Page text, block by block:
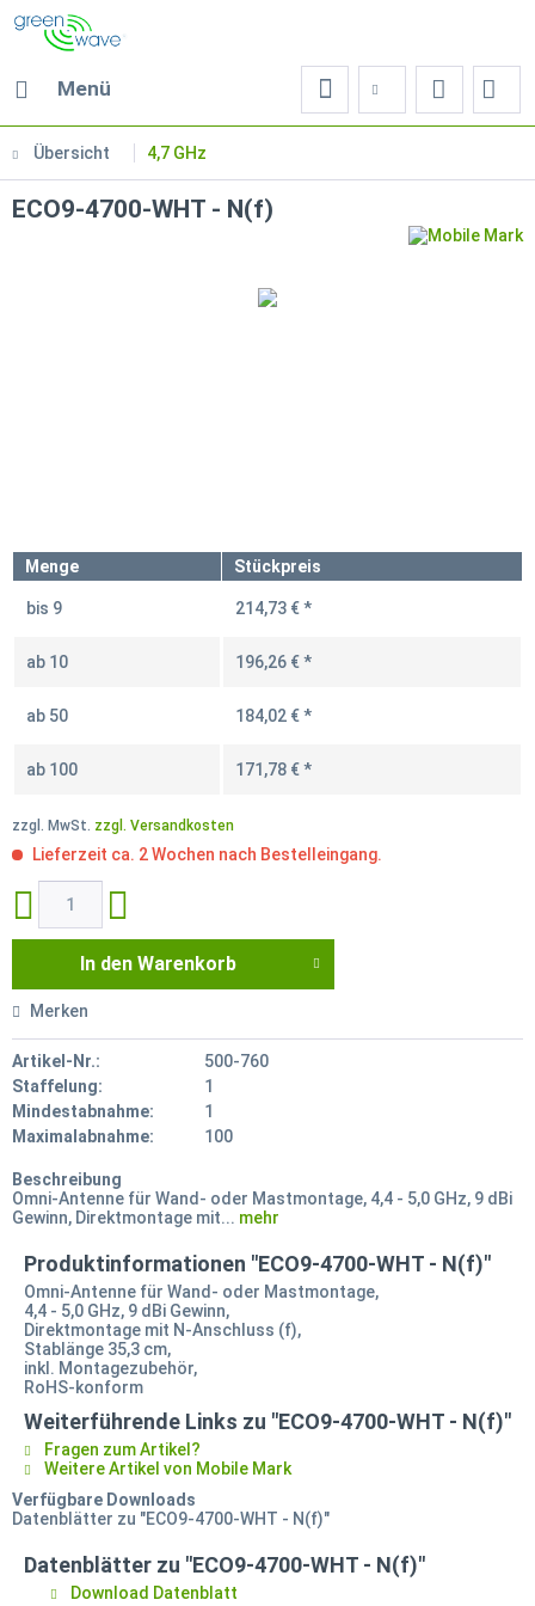
Menü
Übersicht 4,7 GHz
ECO9-4700-WHT - N(f)
Menge Stückpreis
bis 9 214,73 € *
ab 10 196,26 € *
ab 50 184,02 € *
ab 100 171,78 € *
zzgl. MwSt. zzgl. Versandkosten
Lieferzeit ca. 2 Wochen nach Bestelleingang.
In den Warenkorb
Merken
Artikel-Nr.:
500-760
Staffelung:
1
Mindestabnahme:
1
Maximalabnahme:
100
Beschreibung
Omni-Antenne für Wand- oder Mastmontage, 4,4 - 5,0 GHz, 9 dBi
Gewinn, Direktmontage mit... mehr
Produktinformationen "ECO9-4700-WHT - N(f)"
Omni-Antenne für Wand- oder Mastmontage,
4,4 - 5,0 GHz, 9 dBi Gewinn,
Direktmontage mit N-Anschluss (f),
Stablänge 35,3 cm,
inkl. Montagezubehör,
RoHS-konform
Weiterführende Links zu "ECO9-4700-WHT - N(f)"
Fragen zum Artikel?
Weitere Artikel von Mobile Mark
Verfügbare Downloads
Datenblätter zu "ECO9-4700-WHT - N(f)"
Datenblätter zu "ECO9-4700-WHT - N(f)"
Download Datenblatt